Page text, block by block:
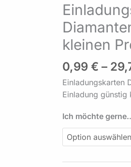
kleinen
0,99€ –
Einladungskarten
Einladung günstig
Ich möchte
Diamantene
Hochzeit,
incl.
Umschlag
zum
kleinen
Preis
Design
04
Menge